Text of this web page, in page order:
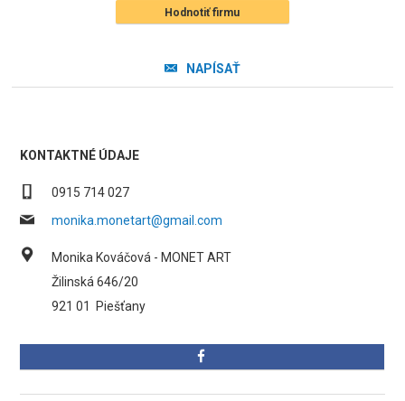
Hodnotiť firmu
NAPÍSAŤ
KONTAKTNÉ ÚDAJE
0915 714 027
monika.monetart@gmail.com
Monika Kováčová - MONET ART
Žilinská 646/20
921 01
Piešťany